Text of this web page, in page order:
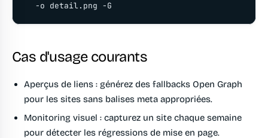
  -o detail.png -G
Cas d'usage courants
Aperçus de liens : générez des fallbacks Open Graph
pour les sites sans balises meta appropriées.
Monitoring visuel : capturez un site chaque semaine
pour détecter les régressions de mise en page.